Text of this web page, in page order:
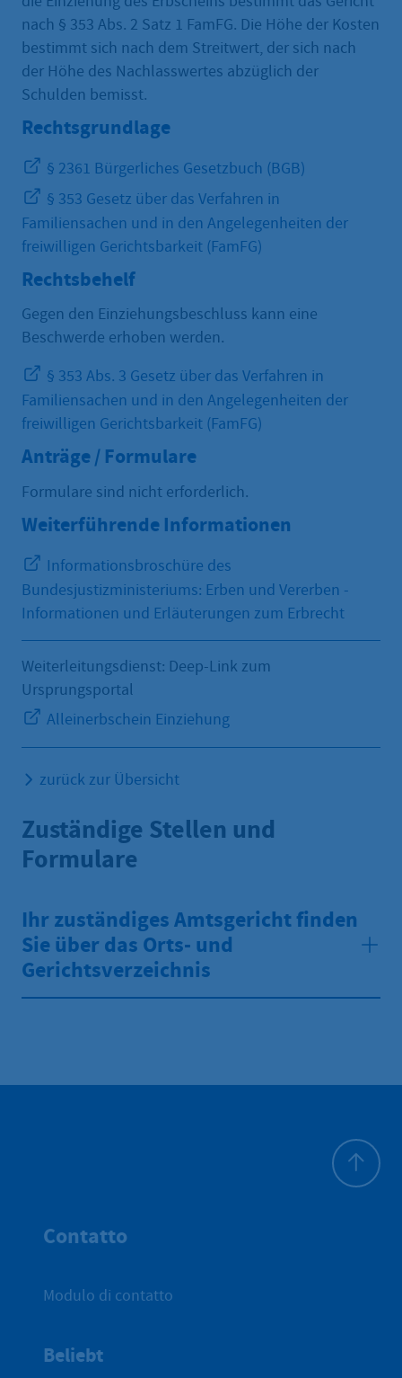
nach § 353 Abs. 2 Satz 1 FamFG. Die Höhe der Kosten
bestimmt sich nach dem Streitwert, der sich nach
der Höhe des Nachlasswertes abzüglich der
Schulden bemisst.
Rechtsgrundlage
§ 2361 Bürgerliches Gesetzbuch (BGB)
§ 353 Gesetz über das Verfahren in
Familiensachen und in den Angelegenheiten der
freiwilligen Gerichtsbarkeit (FamFG)
Rechtsbehelf
Gegen den Einziehungsbeschluss kann eine
Beschwerde erhoben werden.
§ 353 Abs. 3 Gesetz über das Verfahren in
Familiensachen und in den Angelegenheiten der
freiwilligen Gerichtsbarkeit (FamFG)
Anträge / Formulare
Formulare sind nicht erforderlich.
Weiterführende Informationen
Informationsbroschüre des
Bundesjustizministeriums: Erben und Vererben -
Informationen und Erläuterungen zum Erbrecht
Weiterleitungsdienst: Deep-Link zum
Ursprungsportal
Alleinerbschein Einziehung
zurück zur Übersicht
Zuständige Stellen und
Formulare
Ihr zuständiges Amtsgericht finden
Sie über das Orts- und
Gerichtsverzeichnis
Contatto
Modulo di contatto
Beliebt